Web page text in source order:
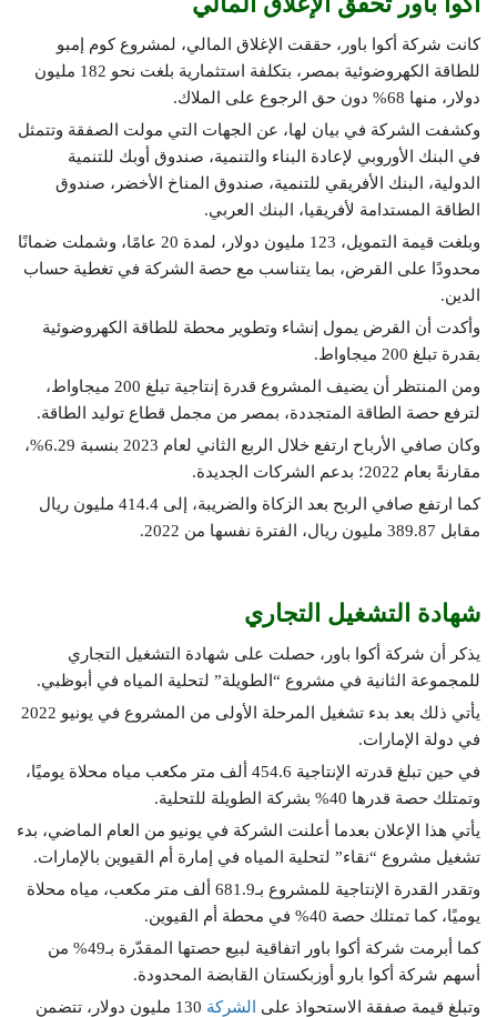
كانت شركة أكوا باور، حققت الإغلاق المالي، لمشروع كوم إمبو
للطاقة الكهروضوئية بمصر، بتكلفة استثمارية بلغت نحو 182 مليون
دولار، منها 68% دون حق الرجوع على الملاك.
وكشفت الشركة في بيان لها، عن الجهات التي مولت الصفقة وتتمثل
في البنك الأوروبي لإعادة البناء والتنمية، صندوق أوبك للتنمية
الدولية، البنك الأفريقي للتنمية، صندوق المناخ الأخضر، صندوق
الطاقة المستدامة لأفريقيا، البنك العربي.
وبلغت قيمة التمويل، 123 مليون دولار، لمدة 20 عامًا، وشملت ضمانًا
محدودًا على القرض، بما يتناسب مع حصة الشركة في تغطية حساب
الدين.
وأكدت أن القرض يمول إنشاء وتطوير محطة للطاقة الكهروضوئية
بقدرة تبلغ 200 ميجاواط.
ومن المنتظر أن يضيف المشروع قدرة إنتاجية تبلغ 200 ميجاواط،
لترفع حصة الطاقة المتجددة، بمصر من مجمل قطاع توليد الطاقة.
وكان صافي الأرباح ارتفع خلال الربع الثاني لعام 2023 بنسبة 6.29%،
مقارنةً بعام 2022؛ بدعم الشركات الجديدة.
كما ارتفع صافي الربح بعد الزكاة والضريبة، إلى 414.4 مليون ريال
مقابل 389.87 مليون ريال، الفترة نفسها من 2022.
شهادة التشغيل التجاري
يذكر أن شركة أكوا باور، حصلت على شهادة التشغيل التجاري
للمجموعة الثانية في مشروع “الطويلة” لتحلية المياه في أبوظبي.
يأتي ذلك بعد بدء تشغيل المرحلة الأولى من المشروع في يونيو 2022
في دولة الإمارات.
في حين تبلغ قدرته الإنتاجية 454.6 ألف متر مكعب مياه محلاة يوميًا،
وتمتلك حصة قدرها 40% بشركة الطويلة للتحلية.
يأتي هذا الإعلان بعدما أعلنت الشركة في يونيو من العام الماضي، بدء
تشغيل مشروع “نقاء” لتحلية المياه في إمارة أم القيوين بالإمارات.
وتقدر القدرة الإنتاجية للمشروع بـ681.9 ألف متر مكعب، مياه محلاة
يوميًا، كما تمتلك حصة 40% في محطة أم القيوين.
كما أبرمت شركة أكوا باور اتفاقية لبيع حصتها المقدّرة بـ49% من
أسهم شركة أكوا بارو أوزبكستان القابضة المحدودة.
وتبلغ قيمة صفقة الاستحواذ على
الشركة
130 مليون دولار، تتضمن